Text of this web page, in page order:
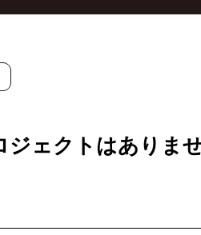
ジェクトはありませ